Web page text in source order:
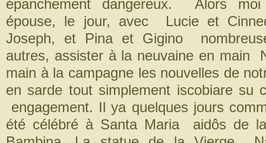
épanchement dangereux. Alors
épouse, le jour, avec Lucie et
Joseph, et Pina et Gigino
autres, assister à la neuvaine en main
main à la campagne les nouvelles de
en sarde tout simplement iscobiare su
engagement. Il ya quelques jours
été célébré à Santa Maria aidôs de